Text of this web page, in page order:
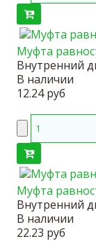
Муфта
Внутренний
В наличии
12.24 руб
Муфта
Внутренний
В наличии
22.23 руб